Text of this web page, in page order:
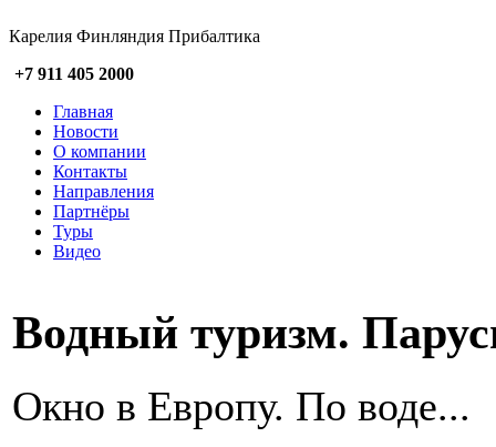
Карелия Финляндия Прибалтика
+7 911 405 2000
Главная
Новости
О компании
Контакты
Направления
Партнёры
Туры
Видео
Водный туризм.
Окно в Европу. По воде...